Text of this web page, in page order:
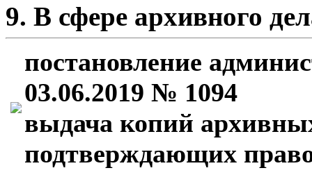
9. В сфере архивного
постановление
03.06.2019 № 1094
выдача копий
подтверждающих